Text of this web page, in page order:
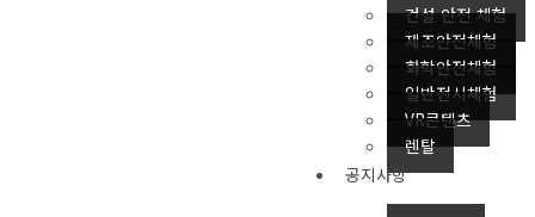
건설 안전 체험
제조안전체험
화학안전체험
일반전시체험
VR콘텐츠
렌탈
공지사항